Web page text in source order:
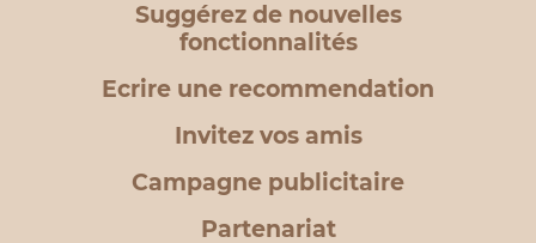
Suggérez de nouvelles
fonctionnalités
Ecrire une recommendation
Invitez vos amis
Campagne publicitaire
Partenariat